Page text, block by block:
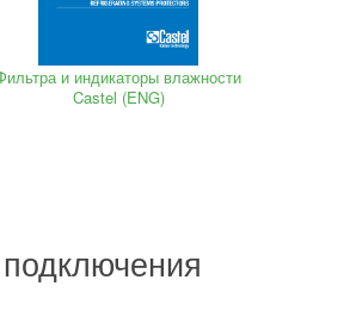
и индикаторы влажности
Castel (ENG)